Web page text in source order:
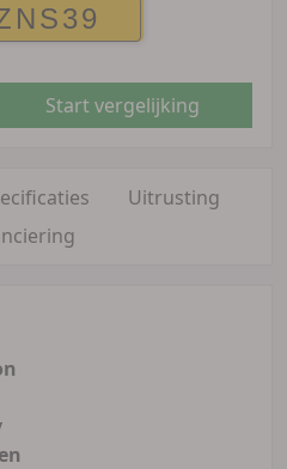
Start vergelijking
Uitrusting